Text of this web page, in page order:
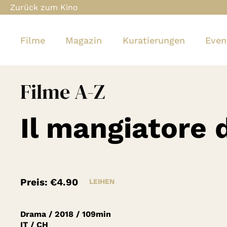
Zurück zum Kino
Filme Magazin Kuratierungen
Filme A-Z
Il mangiatore
Preis: €4.90 LEIHEN
Drama / 2018 / 109min
IT / CH